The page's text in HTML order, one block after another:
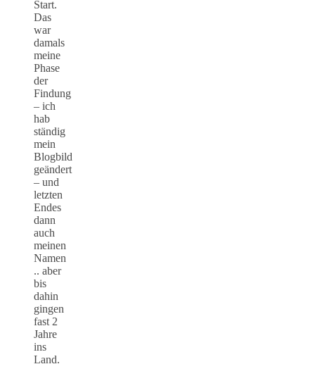
Start.
Das
war
damals
meine
Phase
der
Findung
– ich
hab
ständig
mein
Blogbild
geändert
– und
letzten
Endes
dann
auch
meinen
Namen
.. aber
bis
dahin
gingen
fast 2
Jahre
ins
Land.